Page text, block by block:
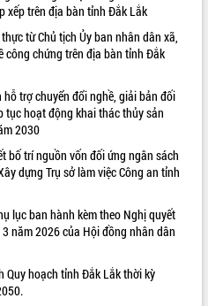
xếp trên địa bàn tỉnh Đắk Lắk
từ Chủ tịch Ủy ban nhân dân xã,
công chứng trên địa bàn tỉnh Đắk
trợ chuyển đổi nghề, giải bản đối
tục hoạt động khai thác thủy sản
2030
bố trí nguồn vốn đối ứng ngân sách
dựng Trụ sở làm việc Công an tỉnh
lục ban hành kèm theo Nghị quyết
năm 2026 của Hội đồng nhân dân
Quy hoạch tỉnh Đắk Lắk thời kỳ